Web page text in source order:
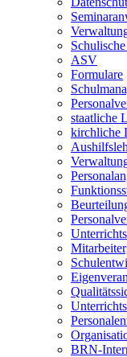
ASV
Formulare
staatliche
kirchliche
BRN-